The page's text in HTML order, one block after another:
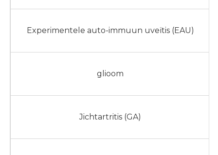
Experimentele auto-immuun uveïtis (EAU)
glioom
Jichtartritis (GA)